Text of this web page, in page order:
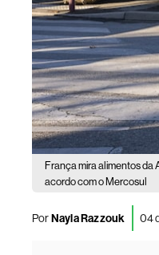
França mira alimentos da
acordo com o Mercosul
PorNayla Razzouk 04